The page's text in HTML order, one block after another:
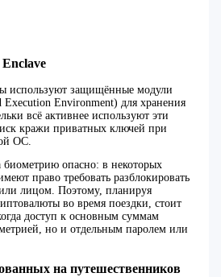
используют защищённые модули
Execution Environment) для хранения
всё активнее используют эти
кражи приватных ключей при
ОС.
биометрию опасно: в некоторых
право требовать разблокировать
лицом. Поэтому, планируя
во время поездки, стоит
доступ к основным суммам
но и отдельным паролем или
на путешественников